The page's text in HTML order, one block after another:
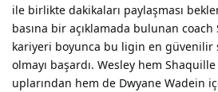
ile birlikte dakikaları paylaşması
basına bir açıklamada bulunan coach
kariyeri boyunca bu ligin en
olmayı başardı. Wesley hem Shaquille
uplarından hem de Dwyane Wadein